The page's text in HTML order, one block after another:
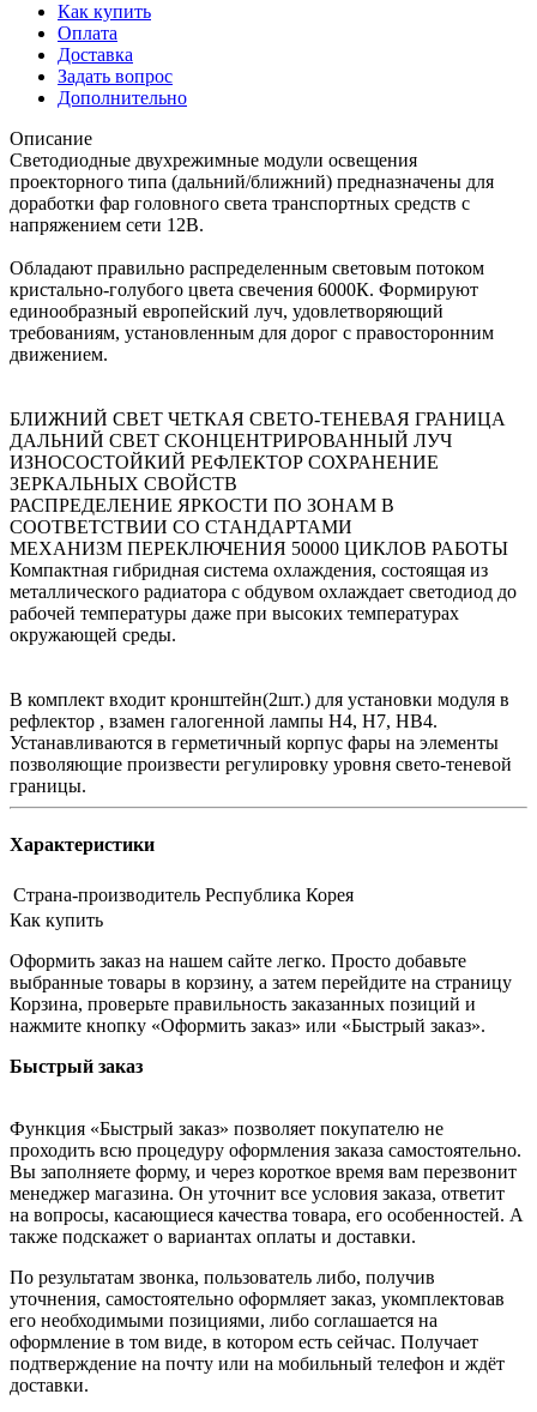
Как купить
Оплата
Доставка
Задать вопрос
Дополнительно
Описание
Светодиодные двухрежимные модули освещения
проекторного типа (дальний/ближний) предназначены для
доработки фар головного света транспортных средств с
напряжением сети 12В.
Обладают правильно распределенным световым потоком
кристально-голубого цвета свечения 6000К. Формируют
единообразный европейский луч, удовлетворяющий
требованиям, установленным для дорог с правосторонним
движением.
БЛИЖНИЙ СВЕТ ЧЕТКАЯ СВЕТО-ТЕНЕВАЯ ГРАНИЦА
ДАЛЬНИЙ СВЕТ СКОНЦЕНТРИРОВАННЫЙ ЛУЧ
ИЗНОСОСТОЙКИЙ РЕФЛЕКТОР СОХРАНЕНИЕ
ЗЕРКАЛЬНЫХ СВОЙСТВ
РАСПРЕДЕЛЕНИЕ ЯРКОСТИ ПО ЗОНАМ В
СООТВЕТСТВИИ СО СТАНДАРТАМИ
МЕХАНИЗМ ПЕРЕКЛЮЧЕНИЯ 50000 ЦИКЛОВ РАБОТЫ
Компактная гибридная система охлаждения, состоящая из
металлического радиатора с обдувом охлаждает светодиод до
рабочей температуры даже при высоких температурах
окружающей среды.
В комплект входит кронштейн(2шт.) для установки модуля в
рефлектор , взамен галогенной лампы H4, H7, HB4.
Устанавливаются в герметичный корпус фары на элементы
позволяющие произвести регулировку уровня свето-теневой
границы.
Характеристики
Страна-производитель Республика Корея
Как купить
Оформить заказ на нашем сайте легко. Просто добавьте
выбранные товары в корзину, а затем перейдите на страницу
Корзина, проверьте правильность заказанных позиций и
нажмите кнопку «Оформить заказ» или «Быстрый заказ».
Быстрый заказ
Функция «Быстрый заказ» позволяет покупателю не
проходить всю процедуру оформления заказа самостоятельно.
Вы заполняете форму, и через короткое время вам перезвонит
менеджер магазина. Он уточнит все условия заказа, ответит
на вопросы, касающиеся качества товара, его особенностей. А
также подскажет о вариантах оплаты и доставки.
По результатам звонка, пользователь либо, получив
уточнения, самостоятельно оформляет заказ, укомплектовав
его необходимыми позициями, либо соглашается на
оформление в том виде, в котором есть сейчас. Получает
подтверждение на почту или на мобильный телефон и ждёт
доставки.